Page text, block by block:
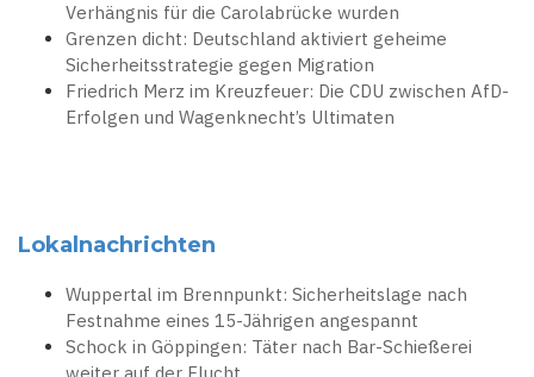
Verhängnis für die Carolabrücke wurden
Grenzen dicht: Deutschland aktiviert geheime
Sicherheitsstrategie gegen Migration
Friedrich Merz im Kreuzfeuer: Die CDU zwischen AfD-
Erfolgen und Wagenknecht’s Ultimaten
Lokalnachrichten
Wuppertal im Brennpunkt: Sicherheitslage nach
Festnahme eines 15-Jährigen angespannt
Schock in Göppingen: Täter nach Bar-Schießerei